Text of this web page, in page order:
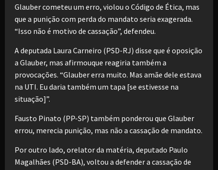
Glauber cometeu um erro, violou o Código de Ética, mas
que a punição com perda do mandato seria exagerada.
“Isso não é motivo de cassação”, defendeu.
A deputada Laura Carneiro (PSD-RJ) disse que é oposição
a Glauber, mas afirmouque reagiria também a
provocações. “Glauber erra muito. Mas amãe dele estava
na UTI. Eu daria também um tapa [se estivesse na
situação]”.
Fausto Pinato (PP-SP) também ponderou que Glauber
errou, merecia punição, mas não a cassação de mandato.
Por outro lado, orelator da matéria, deputado Paulo
Magalhães (PSD-BA), voltou a defender a cassação de